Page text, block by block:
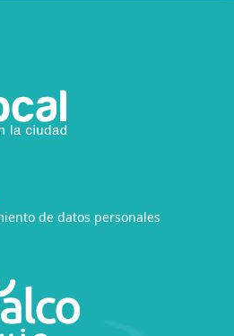
de datos personales